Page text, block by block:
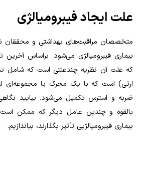
علت ایجاد فیبرومیالژی
متخصصان مراقبت‌های بهداشتی و محققان
بیماری فیبرومیالژی می‌شود. براساس
که علت آن نظریه چندعلتی است که شامل
ارثی) است که با یک محرک یا مجموعه‌ای
ضربه و استرس تکمیل می‌شود. بیایید
بالقوه و چندین عامل دیگر که ممکن است
بیماری فیبرومیالژیی تأثیر بگذارند، بیاندازیم.